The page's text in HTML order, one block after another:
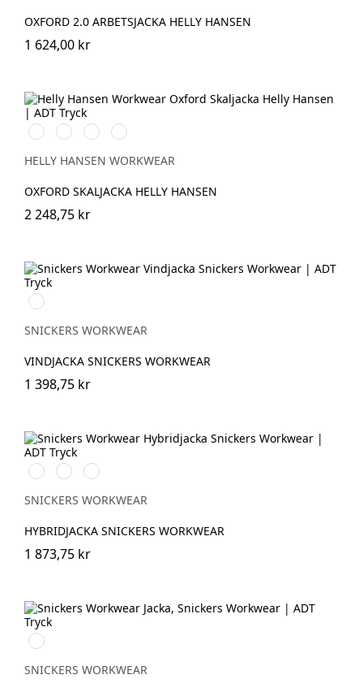
OXFORD 2.0 ARBETSJACKA HELLY HANSEN
1 624,00 kr
990
BLACK
590
NAVY
558
STONE
BLUE
476
SPRUCE
HELLY HANSEN WORKWEAR
OXFORD SKALJACKA HELLY HANSEN
2 248,75 kr
Svart/Svart
SNICKERS WORKWEAR
VINDJACKA SNICKERS WORKWEAR
1 398,75 kr
Svart/Svart
Marinblå/Mörk
marinblå
Stålgrå/Antracit
melerad
SNICKERS WORKWEAR
HYBRIDJACKA SNICKERS WORKWEAR
1 873,75 kr
Marinblå
SNICKERS WORKWEAR